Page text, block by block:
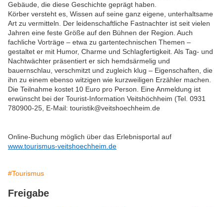
Gebäude, die diese Geschichte geprägt haben.
Körber versteht es, Wissen auf seine ganz eigene, unterhaltsame
Art zu vermitteln. Der leidenschaftliche Fastnachter ist seit vielen
Jahren eine feste Größe auf den Bühnen der Region. Auch
fachliche Vorträge – etwa zu gartentechnischen Themen –
gestaltet er mit Humor, Charme und Schlagfertigkeit. Als Tag- und
Nachtwächter präsentiert er sich hemdsärmelig und
bauernschlau, verschmitzt und zugleich klug – Eigenschaften, die
ihn zu einem ebenso witzigen wie kurzweiligen Erzähler machen.
Die Teilnahme kostet 10 Euro pro Person. Eine Anmeldung ist
erwünscht bei der Tourist-Information Veitshöchheim (Tel. 0931
780900-25, E-Mail: touristik@veitshoechheim.de
Online-Buchung möglich über das Erlebnisportal auf
www.tourismus-veitshoechheim.de
#Tourismus
Freigabe